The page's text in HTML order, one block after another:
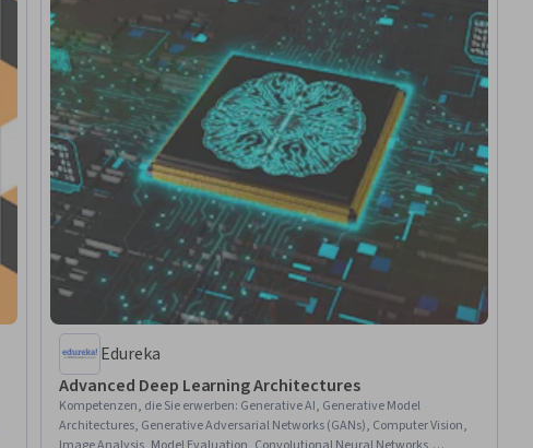
Edureka
Advanced Deep Learning Architectures
Kompetenzen, die Sie erwerben: Generative AI, Generative Model
Architectures, Generative Adversarial Networks (GANs), Computer Vision,